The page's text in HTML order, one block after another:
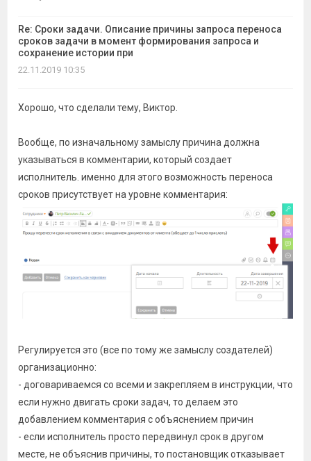
Re: Сроки задачи. Описание причины запроса переноса
сроков задачи в момент формирования запроса и
сохранение истории при
22.11.2019 10:35
Хорошо, что сделали тему, Виктор.
Вообще, по изначальному замыслу причина должна
указываться в комментарии, который создает
исполнитель. именно для этого возможность переноса
сроков присутствует на уровне комментария:
Регулируется это (все по тому же замыслу создателей)
организационно:
- договариваемся со всеми и закрепляем в инструкции, что
если нужно двигать сроки задач, то делаем это
добавлением комментария с объяснением причин
- если исполнитель просто передвинул срок в другом
месте, не объяснив причины, то постановщик отказывает